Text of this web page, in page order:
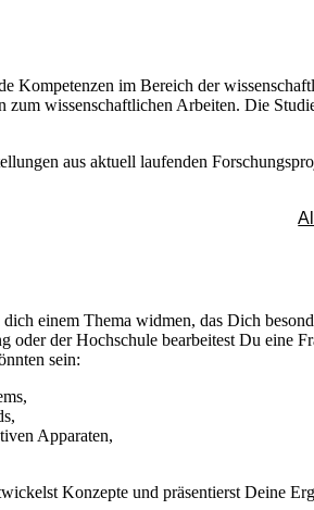
Kompetenzen im Bereich der
wissenschaftlichen Arbeiten. Die
aus aktuell laufenden
einem Thema widmen, das Dich
der Hochschule bearbeitest Du eine
sein:
Apparaten,
Konzepte und präsentierst Deine